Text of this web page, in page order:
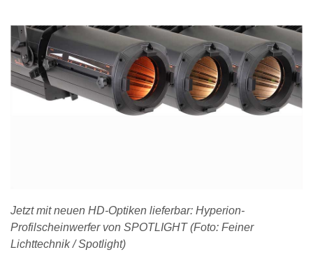
Jetzt mit neuen HD-Optiken lieferbar: Hyperion-
Profilscheinwerfer von SPOTLIGHT (Foto: Feiner
Lichttechnik / Spotlight)